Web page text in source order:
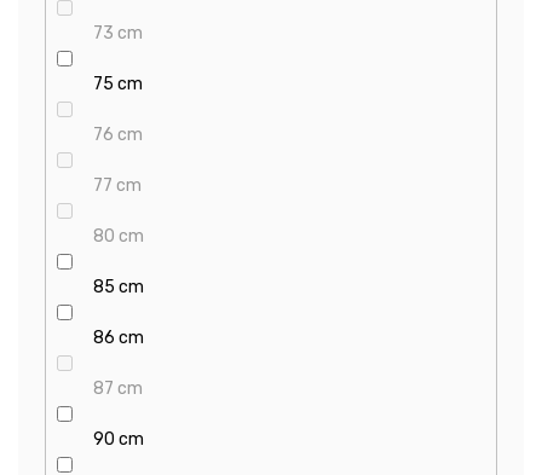
73 cm
75 cm
76 cm
77 cm
80 cm
85 cm
86 cm
87 cm
90 cm